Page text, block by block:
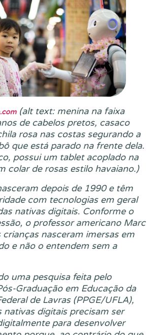
(alt text: menina na faixa
de cabelos pretos, casaco
rosa nas costas segurando a
que está parado na frente dela.
possui um tablet acoplado na
colar de rosas estilo havaiano.)
depois de 1990 e têm
com tecnologias em geral
nativas digitais. Conforme o
o professor americano Marc
crianças nasceram imersas em
e não o entendem sem a
uma pesquisa feita pelo
Graduação em Educação da
de Lavras (PPGE/UFLA),
nativas digitais precisam ser
para desenvolver